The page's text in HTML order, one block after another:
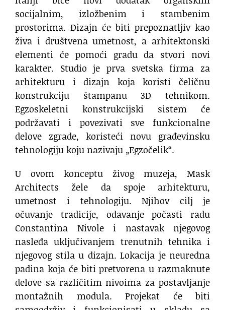
socijalnim, izložbenim i stambenim
prostorima. Dizajn će biti prepoznatljiv kao
živa i društvena umetnost, a arhitektonski
elementi će pomoći gradu da stvori novi
karakter. Studio je prva svetska firma za
arhitekturu i dizajn koja koristi čeličnu
konstrukciju štampanu 3D tehnikom.
Egzoskeletni konstrukcijski sistem će
podržavati i povezivati sve funkcionalne
delove zgrade, koristeći novu građevinsku
tehnologiju koju nazivaju „Egzočelik“.
U ovom konceptu živog muzeja, Mask
Architects žele da spoje arhitekturu,
umetnost i tehnologiju. Njihov cilj je
očuvanje tradicije, odavanje počasti radu
Constantina Nivole i nastavak njegovog
nasleđa uključivanjem trenutnih tehnika i
njegovog stila u dizajn. Lokacija je neuredna
padina koja će biti pretvorena u razmaknute
delove sa različitim nivoima za postavljanje
montažnih modula. Projekat će biti